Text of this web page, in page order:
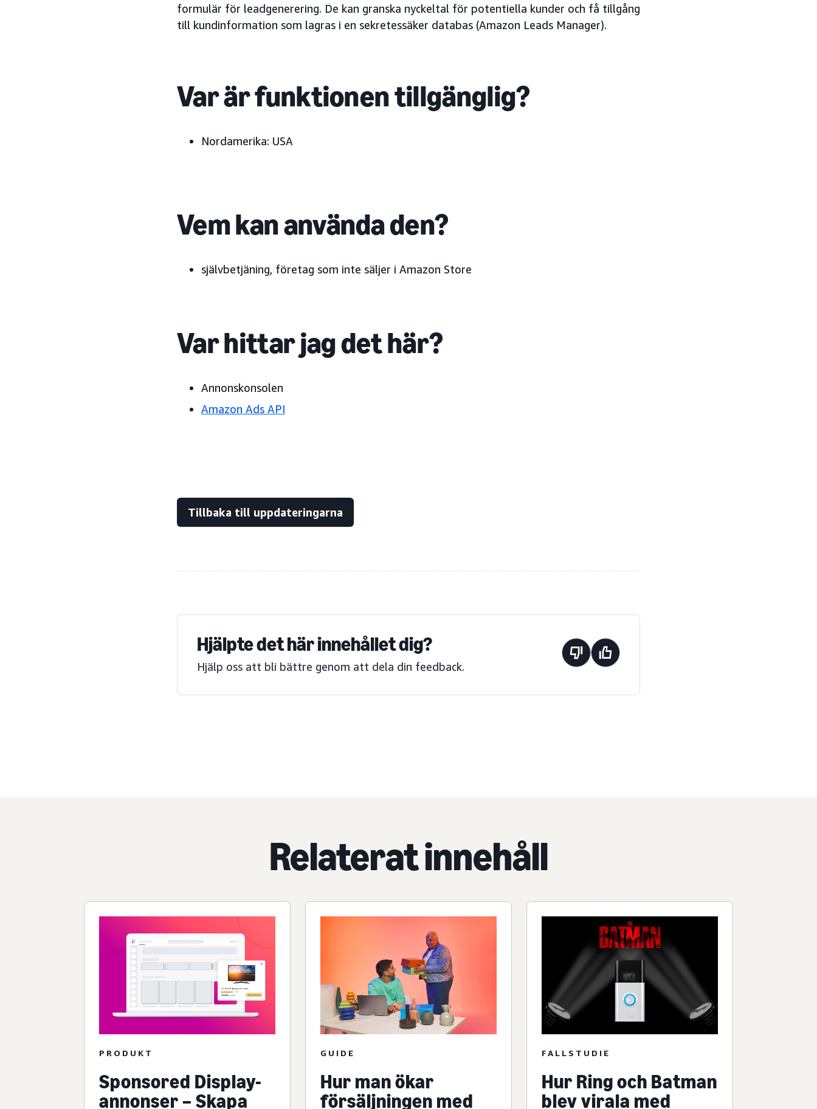
formulär för leadgenerering. De kan granska nyckeltal för potentiella kunder och få tillgång
till kundinformation som lagras i en sekretessäker databas (Amazon Leads Manager).
Var är funktionen tillgänglig?
Nordamerika: USA
Vem kan använda den?
självbetjäning, företag som inte säljer i Amazon Store
Var hittar jag det här?
Annonskonsolen
Amazon Ads API
Tillbaka till uppdateringarna
Hjälpte det här innehållet dig?
Hjälp oss att bli bättre genom att dela din feedback.
Relaterat innehåll
PRODUKT
Sponsored Display-
annonser – Skapa
GUIDE
Hur man ökar
försäljningen med
FALLSTUDIE
Hur Ring och Batman
blev virala med